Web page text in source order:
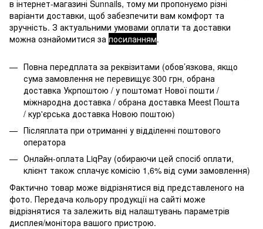
в інтернет-магазині Sunnails, тому ми пропонуємо різні
варіанти доставки, щоб забезпечити вам комфорт та
зручність. З актуальними умовами оплати та доставки
можна ознайомитися за посиланням.
Повна передплата за реквізитами (обов’язкова, якщо
сума замовлення не перевищує 300 грн, обрана
доставка Укрпоштою / у поштомат Нової пошти /
міжнародна доставка / обрана доставка Meest Пошта
/ кур'єрська доставка Новою поштою)
Післяплата при отриманні у відділенні поштового
оператора
Онлайн-оплата LiqPay (обираючи цей спосіб оплати,
клієнт також сплачує комісію 1,6% від суми замовлення)
Фактично товар може відрізнятися від представленого на
фото. Передача кольору продукції на сайті може
відрізнятися та залежить від налаштувань параметрів
дисплея/монітора вашого пристрою.